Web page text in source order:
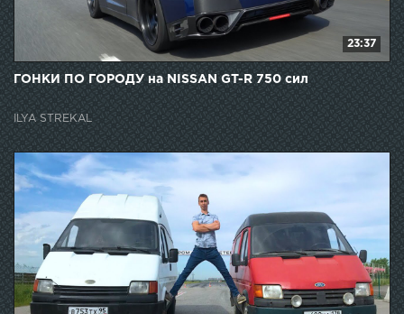
23:37
ГОНКИ ПО ГОРОДУ на NISSAN GT-R 750 сил
ILYA STREKAL